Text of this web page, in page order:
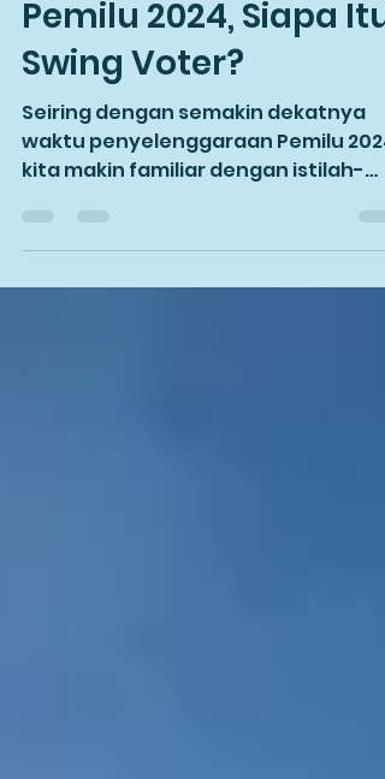
Bisa Menjadi Kunci
Pemilu 2024, Siapa Itu
Swing Voter?
Seiring dengan semakin dekatnya
kita makin familiar dengan istilah-